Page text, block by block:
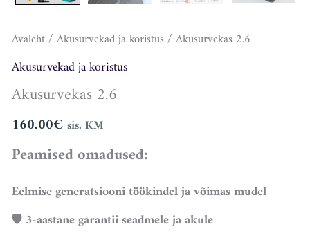
Avaleht/Akusurvekad ja koristus / Akusurvekas 2.6
Akusurvekad ja koristus
Akusurvekas 2.6
160.00€ sis. KM
Peamised omadused:
Eelmise generatsiooni töökindel ja võimas mudel
🛡3-aastane garantii seadmele ja akule